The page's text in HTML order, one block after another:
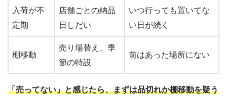
入荷が不
定期
店舗ごとの納品
日しだい
いつ行っても置いてな
い日が続く
棚移動
売り場替え、季
節の特設
前はあった場所にない
「売ってない」と感じたら、まずは品切れか棚移動を疑う